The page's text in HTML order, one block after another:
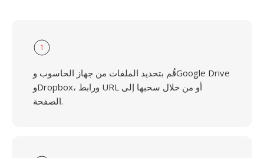
1
قُم بتحديد الملفات من جهاز الحاسوب وGoogle Drive
وDropbox، ورابط URL أو من خلال سحبها إلى
الصفحة.